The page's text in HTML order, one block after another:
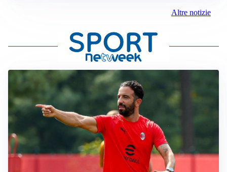
Altre notizie